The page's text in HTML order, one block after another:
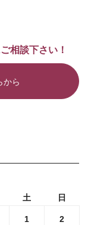
相談下さい！
から
土 日
1 2